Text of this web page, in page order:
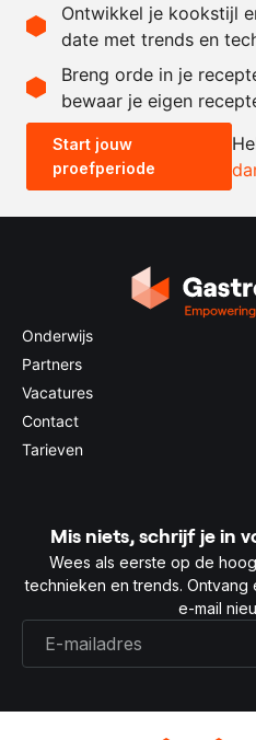
Recept omrekenen
-
0.5x 1x 2x
Ontwikkel je kookstijl
date met trends en
Breng orde in je
bewaar je eigen
Start jouw
proefperiode
Onderwijs
Partners
Vacatures
Contact
Tarieven
Mis niets, schrijf je in
Wees als eerste op de
technieken en trends.
e-mail